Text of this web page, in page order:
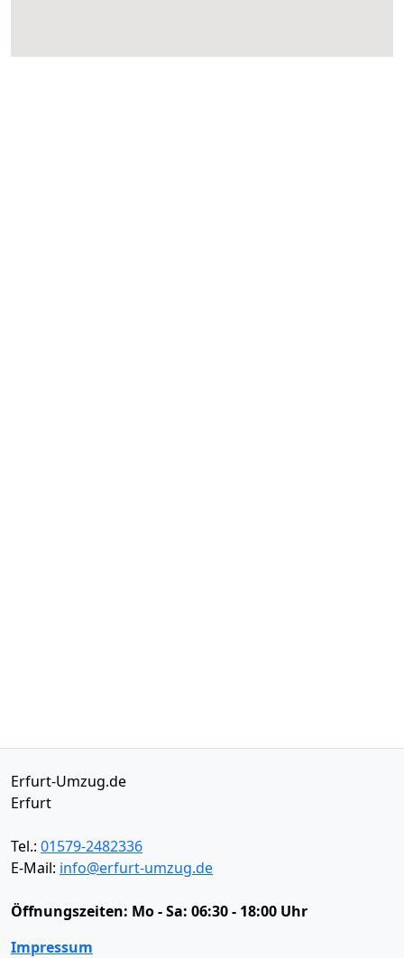
Erfurt-Umzug.de
Erfurt
Tel.: 01579-2482336
E-Mail: info@erfurt-umzug.de
Öffnungszeiten: Mo - Sa: 06:30 - 18:00 Uhr
Impressum